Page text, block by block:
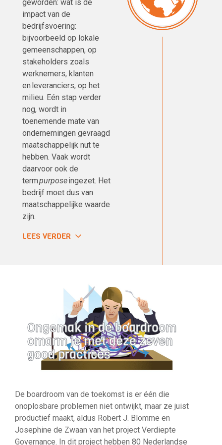
geworden: wat is de
impact van de
bedrijfsvoering:
bijvoorbeeld op lokale
gemeenschappen, op
stakeholders zoals
werknemers, klanten
en leveranciers, op het
milieu. Eén stap verder
nog, wordt in
toenemende mate van
ondernemingen gevraagd
maatschappelijk nut te
hebben. Vaak wordt
daarvoor ook de
termpurposeingezet. Het
bedrijf moet dus van
maatschappelijke waarde
zijn.
LEES VERDER
Ongemak in de boardroom
omarm je met deze zeven
good practices
De boardroom van de toekomst is er één die
onoplosbare problemen niet ontwijkt, maar ze juist
productief maakt, aldus Robert J. Blomme en
Josephine de Zwaan van het project Verdiepte
Governance. In dit project hebben 80 Nederlandse